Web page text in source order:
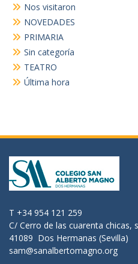
Nos visitaron
NOVEDADES
PRIMARIA
Sin categoría
TEATRO
Última hora
T +34 954 121 259
C/ Cerro de las cuarenta chicas,
41089 Dos Hermanas (Sevilla)
sam@sanalbertomagno.org